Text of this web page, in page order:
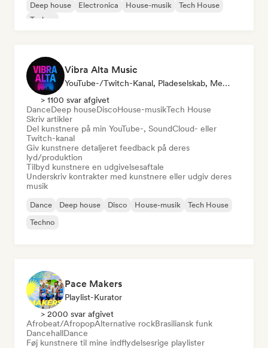
Deep house
Electronica House-musik
Tech House
Techno
Vibra Alta Music
YouTube-/Twitch-Kanal, Pladeselskab, Medie/journalist, Udgiver, Lydekspert
> 1100 svar afgivet
DanceDeep houseDiscoHouse-musikTech House
Skriv artikler
Del kunstnere på min YouTube-, SoundCloud- eller
Twitch-kanal
Giv kunstnere detaljeret feedback på deres
lyd/produktion
Tilbyd kunstnere en udgivelsesaftale
Underskriv kontrakter med kunstnere eller udgiv deres
musik
Dance Deep house Disco House-musik
Tech House
Techno
Pace Makers
Playlist-Kurator
> 2000 svar afgivet
Afrobeat/AfropopAlternative rockBrasiliansk funk
DancehallDance
Føj kunstnere til mine indflydelsesrige playlister